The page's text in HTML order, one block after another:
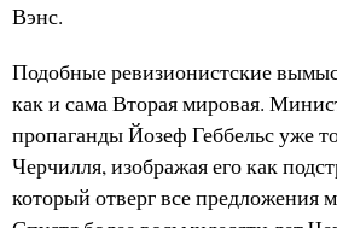
Вэнс.
Подобные ревизионистские
как и сама Вторая мировая.
пропаганды Йозеф Геббельс уже
Черчилля, изображая его как
который отверг все предложения